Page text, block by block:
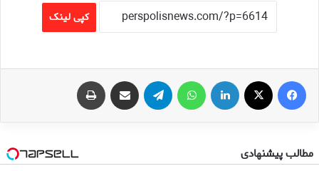
کپی لینک
فیس بوک لینکدین تلگرام اشتراک گذاری از طریق ایمیل
مطالب پیشنهادی